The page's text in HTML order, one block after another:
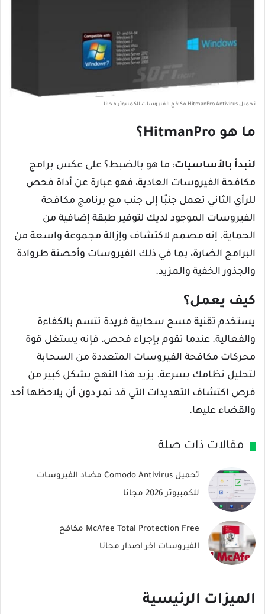
تحميل HitmanPro Antivirus مكافح الفيروسات للكمبيوتر مجانا
ما هو HitmanPro؟
لنبدأ بالأساسيات: ما هو بالضبط؟ على عكس برامج
مكافحة الفيروسات العادية، فهو عبارة عن أداة فحص
للرأي الثاني تعمل جنبًا إلى جنب مع برنامج مكافحة
الفيروسات الموجود لديك لتوفير طبقة إضافية من
الحماية. إنه مصمم لاكتشاف وإزالة مجموعة واسعة من
البرامج الضارة، بما في ذلك الفيروسات وأحصنة طروادة
والجذور الخفية والمزيد.
كيف يعمل؟
يستخدم تقنية مسح سحابية فريدة تتسم بالكفاءة
والفعالية. عندما تقوم بإجراء فحص، فإنه يستغل قوة
محركات مكافحة الفيروسات المتعددة من السحابة
لتحليل نظامك بسرعة. يزيد هذا النهج بشكل كبير من
فرص اكتشاف التهديدات التي قد تمر دون أن يلاحظها أحد
والقضاء عليها.
مقالات ذات صلة
تحميل Comodo Antivirus مضاد الفيروسات
للكمبيوتر 2026 مجانا
McAfee Total Protection Free مكافح
الفيروسات اخر اصدار مجانا
الميزات الرئيسية